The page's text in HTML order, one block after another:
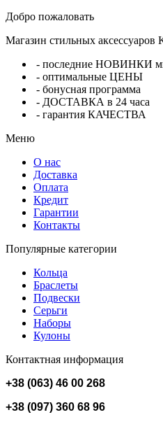
Добро пожаловать
Магазин стильных аксессуаров
- последние НОВИНКИ
- оптимальные ЦЕНЫ
- бонусная программа
- ДОСТАВКА в 24 часа
- гарантия КАЧЕСТВА
Меню
О нас
Доставка
Оплата
Кредит
Гарантии
Контакты
Популярные категории
Кольца
Браслеты
Подвески
Серьги
Наборы
Кулоны
Контактная информация
+38 (063) 46 00 268
+38 (097) 360 68 96